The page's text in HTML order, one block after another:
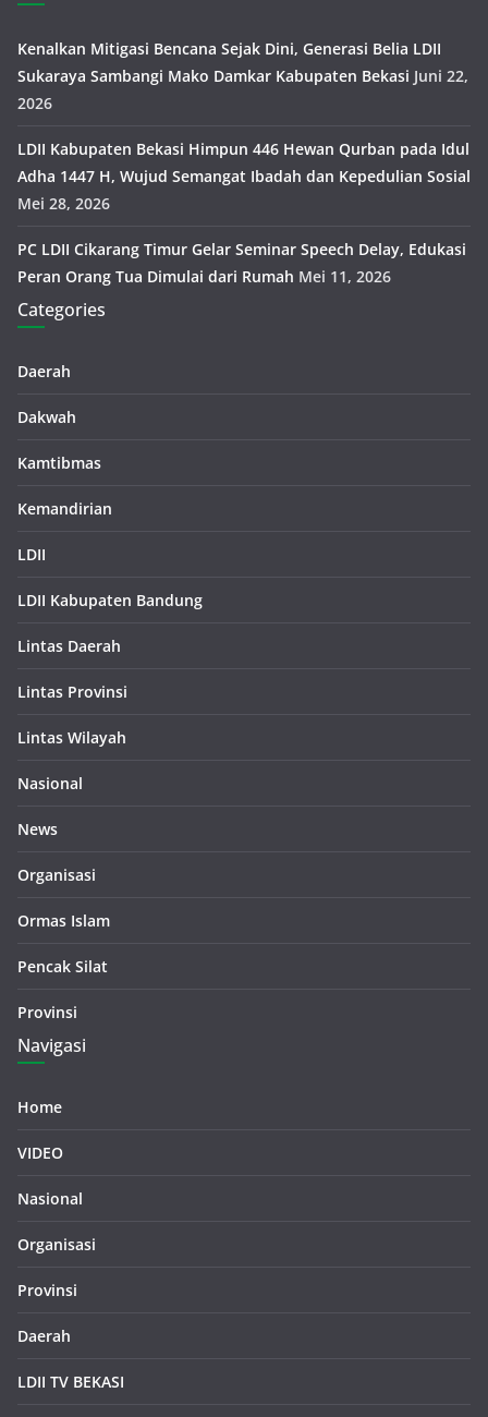
Kenalkan Mitigasi Bencana Sejak Dini, Generasi Belia LDII
Sukaraya Sambangi Mako Damkar Kabupaten Bekasi Juni 22,
2026
LDII Kabupaten Bekasi Himpun 446 Hewan Qurban pada Idul
Adha 1447 H, Wujud Semangat Ibadah dan Kepedulian Sosial
Mei 28, 2026
PC LDII Cikarang Timur Gelar Seminar Speech Delay, Edukasi
Peran Orang Tua Dimulai dari Rumah Mei 11, 2026
Categories
Daerah
Dakwah
Kamtibmas
Kemandirian
LDII
LDII Kabupaten Bandung
Lintas Daerah
Lintas Provinsi
Lintas Wilayah
Nasional
News
Organisasi
Ormas Islam
Pencak Silat
Provinsi
Navigasi
Home
VIDEO
Nasional
Organisasi
Provinsi
Daerah
LDII TV BEKASI